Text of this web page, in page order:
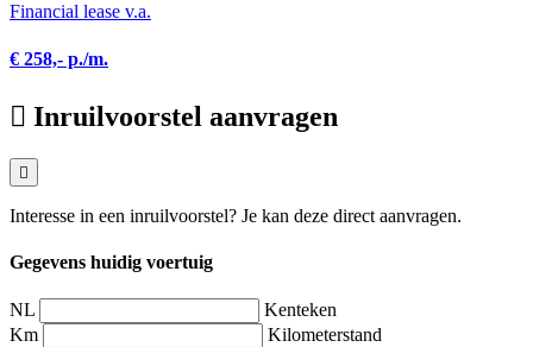
Financial lease v.a.
€ 258,- p./m.
Inruilvoorstel aanvragen
Interesse in een inruilvoorstel? Je kan deze direct aanvragen.
Gegevens huidig voertuig
NL
Kenteken
Km
Kilometerstand